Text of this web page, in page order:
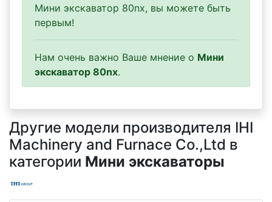
Мини экскаватор 80nx, вы можете быть
первым!
Нам очень важно Ваше мнение о Мини
экскаватор 80nx.
Другие модели производителя IHI
Machinery and Furnace Co.,Ltd в
категории Мини экскаваторы